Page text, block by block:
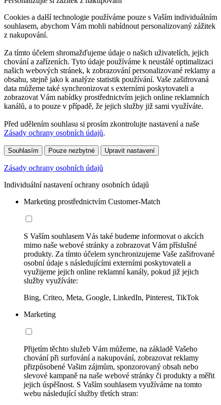
Cookies a další technologie používáme pouze s Vaším individuálním
souhlasem, abychom Vám mohli nabídnout personalizovaný zážitek
z nakupování.
Za tímto účelem shromažďujeme údaje o našich uživatelích, jejich
chování a zařízeních. Tyto údaje používáme k neustálé optimalizaci
našich webových stránek, k zobrazování personalizované reklamy a
obsahu, stejně jako k analýze statistik používání. Vaše zašifrovaná
data můžeme také synchronizovat s externími poskytovateli a
zobrazovat Vám nabídky prostřednictvím jejich online reklamních
kanálů, a to pouze v případě, že jejich služby již sami využíváte.
Před udělením souhlasu si prosím zkontrolujte nastavení a naše
Zásady ochrany osobních údajů.
Souhlasím Pouze nezbytné Upravit nastavení
Zásady ochrany osobních údajů
Individuální nastavení ochrany osobních údajů
Marketing prostřednictvím Customer-Match
S Vaším souhlasem Vás také budeme informovat o akcích
mimo naše webové stránky a zobrazovat Vám příslušné
produkty. Za tímto účelem synchronizujeme Vaše zašifrované
osobní údaje s následujícími externími poskytovateli a
využijeme jejich online reklamní kanály, pokud již jejich
služby využíváte:
Bing, Criteo, Meta, Google, LinkedIn, Pinterest, TikTok
Marketing
Přijetím těchto služeb Vám můžeme, na základě Vašeho
chování při surfování a nakupování, zobrazovat reklamy
přizpůsobené Vašim zájmům, sponzorovaný obsah nebo
slevové kampaně na naše webové stránky či produkty a měřit
jejich úspěšnost. S Vaším souhlasem využíváme na tomto
webu následující služby třetích stran: